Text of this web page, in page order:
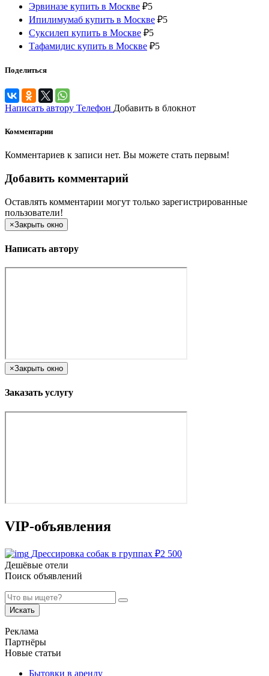
Эрвиназе купить в Москве ₽5
Ипилимумаб купить в Москве ₽5
Суксилеп купить в Москве ₽5
Тафамидис купить в Москве ₽5
Поделиться
Написать автору Телефон Добавить в блокнот
Комментарии
Комментариев к записи нет. Вы можете стать первым!
Добавить комментарий
Оставлять комментарии могут только зарегистрированные
пользователи!
×Закрыть окно
Написать автору
×Закрыть окно
Заказать услугу
VIP-объявления
Дрессировка собак в группах ₽2 500
Дешёвые отели
Поиск объявлений
Искать
Реклама
Партнёры
Новые статьи
Бытовки в аренду